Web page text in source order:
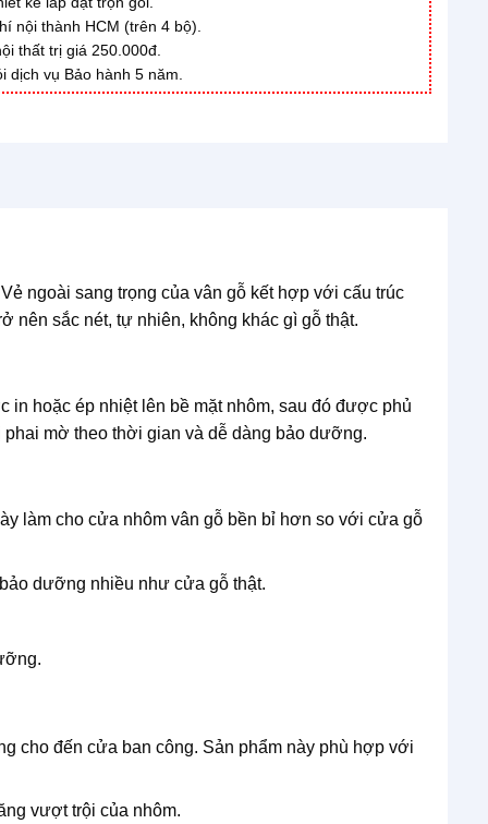
nội thành HCM (trên 4 bộ).
thất trị giá 250.000đ.
dịch vụ Bảo hành 5 năm.
ngoài sang trọng của vân gỗ kết hợp với cấu trúc
nên sắc nét, tự nhiên, không khác gì gỗ thật.
hoặc ép nhiệt lên bề mặt nhôm, sau đó được phủ
mờ theo thời gian và dễ dàng bảo dưỡng.
làm cho cửa nhôm vân gỗ bền bỉ hơn so với cửa gỗ
dưỡng nhiều như cửa gỗ thật.
cho đến cửa ban công. Sản phẩm này phù hợp với
vượt trội của nhôm.